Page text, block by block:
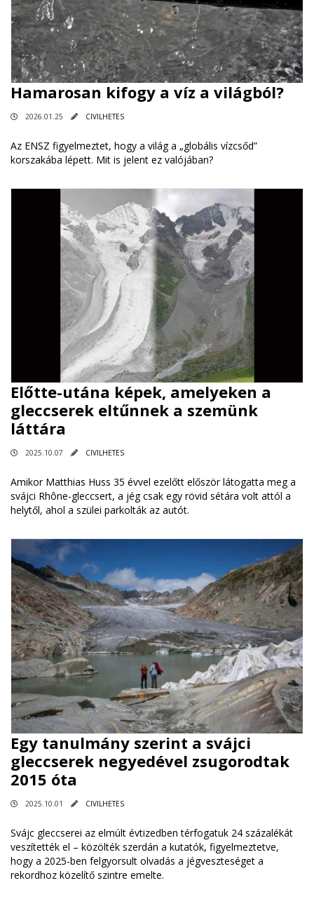
Hamarosan kifogy a víz a világból?
2026.01.25 CIVILHETES
Az ENSZ figyelmeztet, hogy a világ a „globális vízcsőd”
korszakába lépett. Mit is jelent ez valójában?
Előtte-utána képek, amelyeken a
gleccserek eltűnnek a szemünk
láttára
2025.10.07 CIVILHETES
Amikor Matthias Huss 35 évvel ezelőtt először látogatta meg a
svájci Rhône-gleccsert, a jég csak egy rövid sétára volt attól a
helytől, ahol a szülei parkolták az autót.
Egy tanulmány szerint a svájci
gleccserek negyedével zsugorodtak
2015 óta
2025.10.01 CIVILHETES
Svájc gleccserei az elmúlt évtizedben térfogatuk 24 százalékát
veszítették el – közölték szerdán a kutatók, figyelmeztetve,
hogy a 2025-ben felgyorsult olvadás a jégveszteséget a
rekordhoz közelítő szintre emelte.